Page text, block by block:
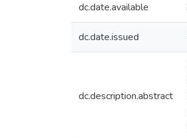
dc.date.available
dc.date.issued
dc.description.abstract